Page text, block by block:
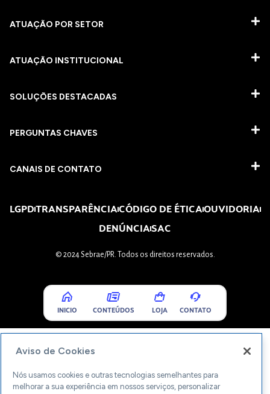
ATUAÇÃO POR SETOR
ATUAÇÃO INSTITUCIONAL
SOLUÇÕES DESTACADAS
PERGUNTAS CHAVES​
CANAIS DE CONTATO
LGPDTRANSPARÊNCIACÓDIGO DE ÉTICAOUVIDORIA
DENÚNCIASAC
© 2024 Sebrae/PR. Todos os direitos reservados.
INICIO CONTEÚDOS LOJA CONTATO
Aviso de Cookies
Nós usamos cookies e outras tecnologias semelhantes para
melhorar a sua experiência em nossos serviços, personalizar